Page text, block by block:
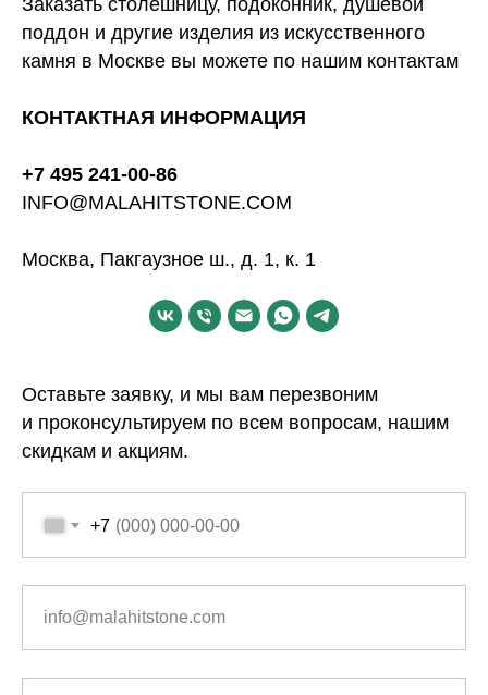
Заказать столешницу, подоконник, душевой
поддон и другие изделия из искусственного
камня в Москве вы можете по нашим контактам
КОНТАКТНАЯ ИНФОРМАЦИЯ
+7 495 241-00-86
INFO@MALAHITSTONE.COM
Москва, Пакгаузное ш., д. 1, к. 1
Оставьте заявку, и мы вам перезвоним
и проконсультируем по всем вопросам, нашим
скидкам и акциям.
+7
info@malahitstone.com